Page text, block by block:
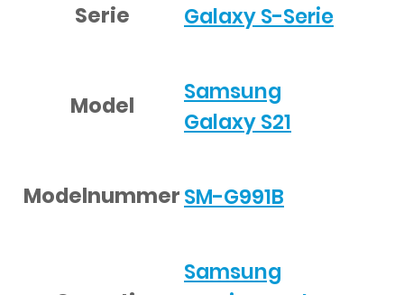
Serie Galaxy S-Serie
Model
Samsung
Galaxy S21
ModelnummerSM-G991B
Samsung